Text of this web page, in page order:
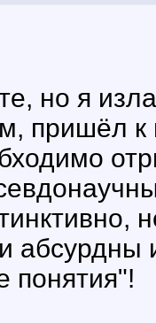
но я
пришёл
абсурдны
понятия"!